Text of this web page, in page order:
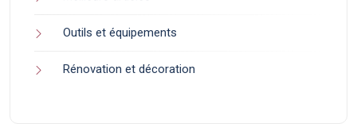
Outils et équipements
Rénovation et décoration